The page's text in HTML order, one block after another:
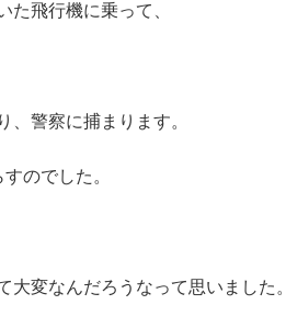
飛行機に乗って、
警察に捕まります。
のでした。
変なんだろうなって思いました。